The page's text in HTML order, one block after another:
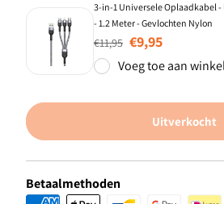
3-in-1 Universele Oplaadkabel -
- 1.2 Meter - Gevlochten Nylon
Normale prijs
€11,95 €9,95
Voeg toe aan
Uitverkocht
Betaalmethoden